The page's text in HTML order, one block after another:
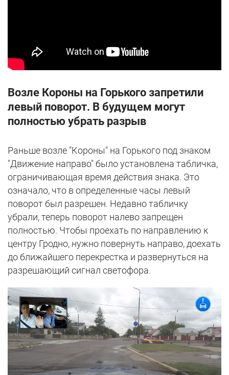
Возле Короны на Горького запретили
левый поворот. В будущем могут
полностью убрать разрыв
Раньше возле "Короны" на Горького под знаком
"Движение направо" было установлена табличка,
ограничивающая время действия знака. Это
означало, что в определенные часы левый
поворот был разрешен. Недавно табличку
убрали, теперь поворот налево запрещен
полностью. Чтобы проехать по направлению к
центру Гродно, нужно повернуть направо, доехать
до ближайшего перекрестка и развернуться на
разрешающий сигнал светофора.